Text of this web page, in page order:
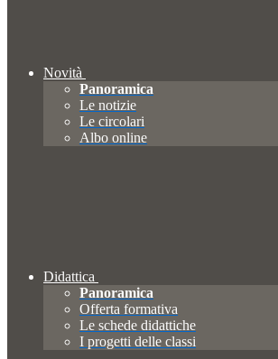
Novità
Panoramica
Le notizie
Le circolari
Albo online
Didattica
Panoramica
Offerta formativa
Le schede didattiche
I progetti delle classi